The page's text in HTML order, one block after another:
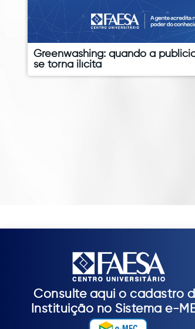
Greenwashing: quando a
se torna ilícita
Consulte aqui o cadastro
Instituição no Sistema e-